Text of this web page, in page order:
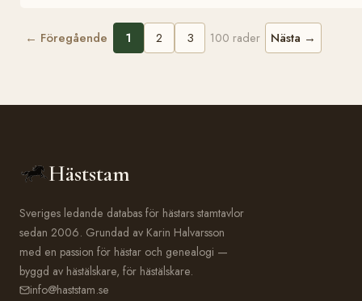
← Föregående 1 2 3 100 rader Nästa →
Häststam
Sveriges ledande databas för hästars stamtavlor
sedan 2006. Grundad av Karin Halvarsson
med en passion för hästar och genealogi —
byggd av hästälskare, för hästälskare.
info@haststam.se